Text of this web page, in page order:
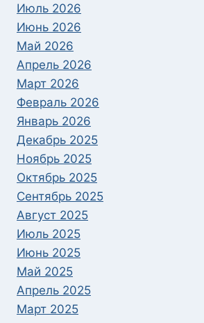
Июль 2026
Июнь 2026
Май 2026
Апрель 2026
Март 2026
Февраль 2026
Январь 2026
Декабрь 2025
Ноябрь 2025
Октябрь 2025
Сентябрь 2025
Август 2025
Июль 2025
Июнь 2025
Май 2025
Апрель 2025
Март 2025